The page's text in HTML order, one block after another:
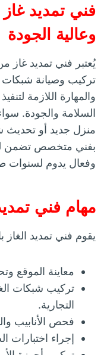
فني تمديد
وعالية الجودة
يُعتبر فني تمديد
تركيب وصيانة شبكات
والمهارة اللازمة
السلامة والجودة.
منزل جديد أو تحديث
بفني متخصص تضمن
وفعال يدوم لسنوات
مهام فني
يقوم فني تمديد الغاز
معاينة الموقع
تركيب شبكات
التجارية.
فحص الأنابيب
إجراء